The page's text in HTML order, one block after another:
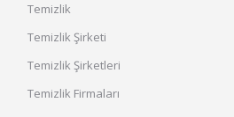
Temizlik
Temizlik Şirketi
Temizlik Şirketleri
Temizlik Firmaları